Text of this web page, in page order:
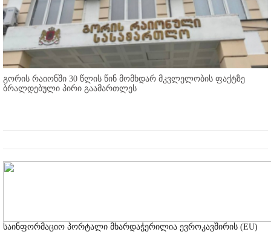
გორის რაიონში 30 წლის წინ მომხდარ მკვლელობის ფაქტზე
ბრალდებული პირი გაამართლეს
საინფორმაციო პორტალი მხარდაჭერილია ევროკავშირის (EU)